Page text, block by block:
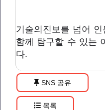
기술의진보를 넘어
함께 탐구할 수 있는
다.
SNS 공유
목록